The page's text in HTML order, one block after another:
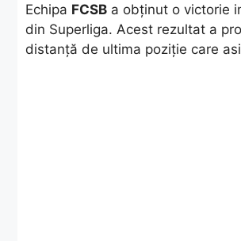
​Echipa FCSB a obținut o victorie
din Superliga. Acest rezultat a
distanță de ultima poziție care